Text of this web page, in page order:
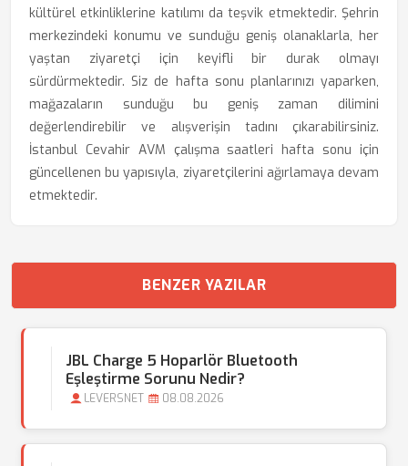
kültürel etkinliklerine katılımı da teşvik etmektedir. Şehrin
merkezindeki konumu ve sunduğu geniş olanaklarla, her
yaştan ziyaretçi için keyifli bir durak olmayı
sürdürmektedir. Siz de hafta sonu planlarınızı yaparken,
mağazaların sunduğu bu geniş zaman dilimini
değerlendirebilir ve alışverişin tadını çıkarabilirsiniz.
İstanbul Cevahir AVM çalışma saatleri hafta sonu için
güncellenen bu yapısıyla, ziyaretçilerini ağırlamaya devam
etmektedir.
BENZER YAZILAR
JBL Charge 5 Hoparlör Bluetooth
Eşleştirme Sorunu Nedir?
LEVERSNET 08.08.2026